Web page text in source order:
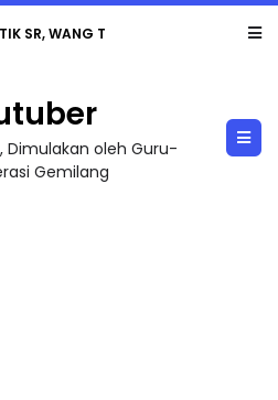
CIKGU ANITA #ALLINONE #141 #...
Dimulakan oleh Guru-
Gemilang